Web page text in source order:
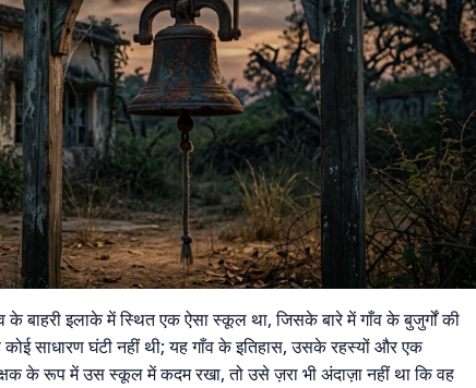
बाहरी इलाके में स्थित एक ऐसा स्कूल था, जिसके बारे में गाँव के बुजुर्गों की
साधारण घंटी नहीं थी; यह गाँव के इतिहास, उसके रहस्यों और एक
के रूप में उस स्कूल में कदम रखा, तो उसे ज़रा भी अंदाज़ा नहीं था कि वह